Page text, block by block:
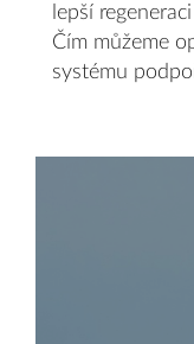
lepší
Čím můžeme
systému